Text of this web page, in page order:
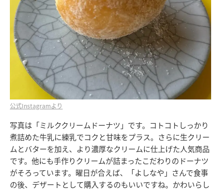
公式Instagramより
写真は「ミルククリームドーナツ」です。コトコトしっかり
煮詰めた牛乳に練乳でコクと甘味をプラス。さらに生クリー
ムとバターを加え、より濃厚なクリームに仕上げた人気商品
です。他にも手作りクリームが詰まったこだわりのドーナツ
がそろっています。曜日が合えば、「よしなや」さんで食事
の後、デザートとして購入するのもいいですね。かわいらし